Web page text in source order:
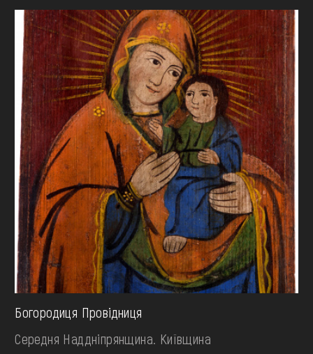
Богородиця Провідниця
Середня Наддніпрянщина. Київщина